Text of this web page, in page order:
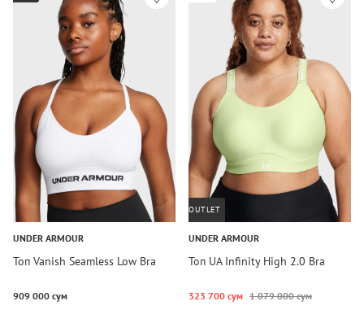
UNDER ARMOUR
Топ Vanish Seamless Low Bra
909 000 сум
OUTLET
UNDER ARMOUR
Топ UA Infinity High 2.0 Bra
323 700 сум 1 079 000 сум